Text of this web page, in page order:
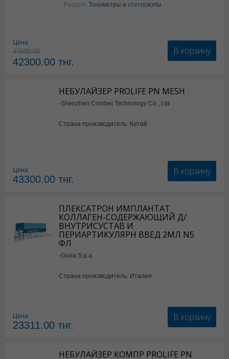
Раздел: Тонометры и стетоскопы
Цена
47000.00
42300.00 тнг.
В корзину
НЕБУЛАЙЗЕР PROLIFE PN MESH
-Shenzhen Combei Technology Co., Ltd
Страна производитель: Китай
Цена
43300.00 тнг.
В корзину
ПЛЕКСАТРОН ИМПЛАНТАТ
КОЛЛАГЕН-СОДЕРЖАЮЩИЙ Д/
ВНУТРИСУСТАВ И
ПЕРИАРТИКУЛЯРН ВВЕД 2МЛ N5
ФЛ
-Guna S.p.a.
Страна производитель: Италия
Цена
23311.00 тнг.
В корзину
НЕБУЛАЙЗЕР КОМПР PROLIFE PN